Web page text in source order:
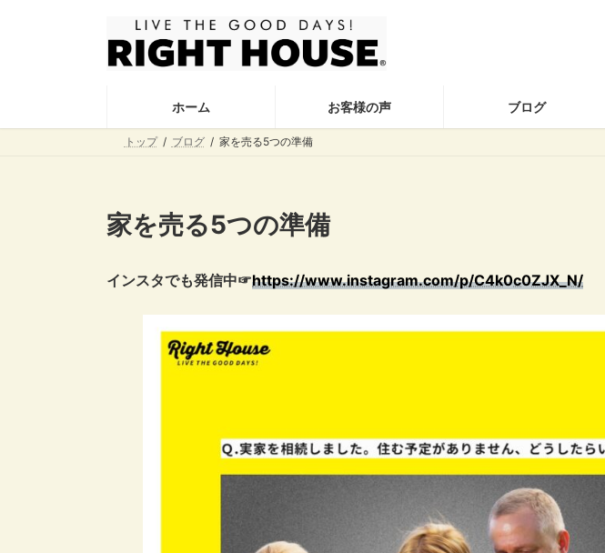
ス
ン
ホーム お客様の声 ブログ
トップ ブログ 家を売る5つの準備
家を売る5つの準備
インスタでも発信中☞https://www.instagram.com/p/C4k0c0ZJX_N/